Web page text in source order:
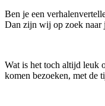
Ben je een
Dan zijn wij op zoek naar
Wat is het toch altijd leuk
komen bezoeken, met de